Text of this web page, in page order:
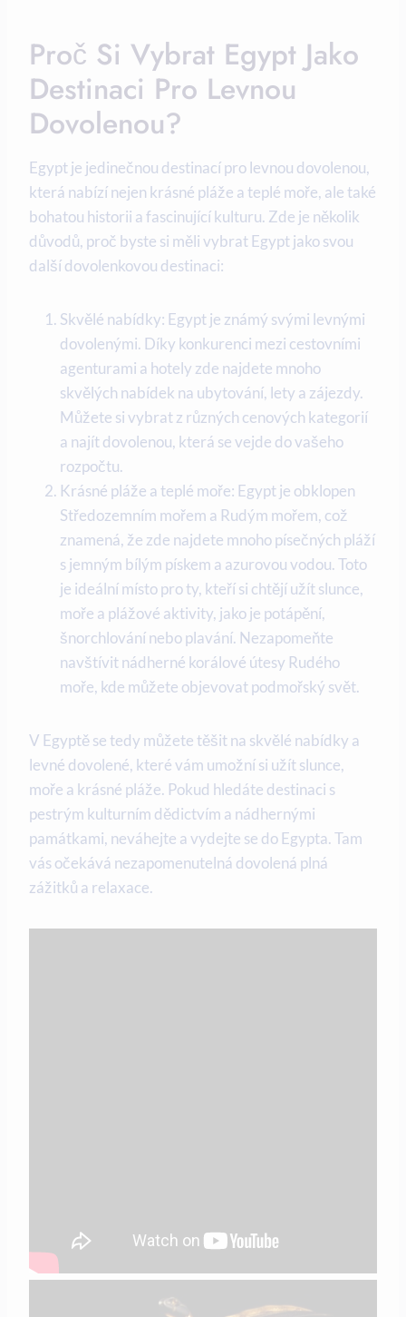
Proč Si Vybrat Egypt Jako
Destinaci Pro Levnou
Dovolenou?
Egypt je jedinečnou destinací pro levnou dovolenou,
která nabízí nejen krásné pláže a teplé moře, ale také
bohatou historii a fascinující kulturu. Zde je několik
důvodů, proč byste si měli vybrat Egypt jako svou
další dovolenkovou destinaci:
Skvělé nabídky: Egypt je známý svými levnými
dovolenými. Díky konkurenci mezi cestovními
agenturami a hotely zde najdete mnoho
skvělých nabídek na ubytování, lety a zájezdy.
Můžete si vybrat z různých cenových kategorií
a najít dovolenou, která se vejde do vašeho
rozpočtu.
Krásné pláže a teplé moře: Egypt je obklopen
Středozemním mořem a Rudým mořem, což
znamená, že zde najdete mnoho písečných pláží
s jemným bílým pískem a azurovou vodou. Toto
je ideální místo pro ty, kteří si chtějí užít slunce,
moře a plážové aktivity, jako je potápění,
šnorchlování nebo plavání. Nezapomeňte
navštívit nádherné korálové útesy Rudého
moře, kde můžete objevovat podmořský svět.
V Egyptě se tedy můžete těšit na skvělé nabídky a
levné dovolené, které vám umožní si užít slunce,
moře a krásné pláže. Pokud hledáte destinaci s
pestrým kulturním dědictvím a nádhernými
památkami, neváhejte a vydejte se do Egypta. Tam
vás očekává nezapomenutelná dovolená plná
zážitků a relaxace.